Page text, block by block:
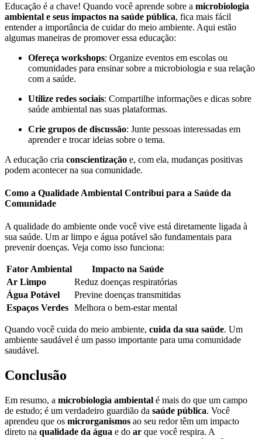
Educação é a chave! Quando você aprende sobre a microbiologia
ambiental e seus impactos na saúde pública, fica mais fácil
entender a importância de cuidar do meio ambiente. Aqui estão
algumas maneiras de promover essa educação:
Ofereça workshops: Organize eventos em escolas ou
comunidades para ensinar sobre a microbiologia e sua relação
com a saúde.
Utilize redes sociais: Compartilhe informações e dicas sobre
saúde ambiental nas suas plataformas.
Crie grupos de discussão: Junte pessoas interessadas em
aprender e trocar ideias sobre o tema.
A educação cria conscientização e, com ela, mudanças positivas
podem acontecer na sua comunidade.
Como a Qualidade Ambiental Contribui para a Saúde da
Comunidade
A qualidade do ambiente onde você vive está diretamente ligada à
sua saúde. Um ar limpo e água potável são fundamentais para
prevenir doenças. Veja como isso funciona:
Fator Ambiental
Impacto na Saúde
Ar Limpo
Reduz doenças respiratórias
Água Potável
Previne doenças transmitidas
Espaços Verdes Melhora o bem-estar mental
Quando você cuida do meio ambiente, cuida da sua saúde. Um
ambiente saudável é um passo importante para uma comunidade
saudável.
Conclusão
Em resumo, a microbiologia ambiental é mais do que um campo
de estudo; é um verdadeiro guardião da saúde pública. Você
aprendeu que os microrganismos ao seu redor têm um impacto
direto na qualidade da água e do ar que você respira. A